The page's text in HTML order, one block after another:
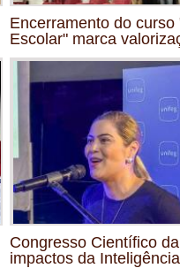
Encerramento do
Escolar" marca
Congresso Científico
impactos da